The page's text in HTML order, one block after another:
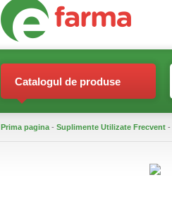
Catalogul de produse
Prima pagina - Suplimente Utilizate Frecvent -